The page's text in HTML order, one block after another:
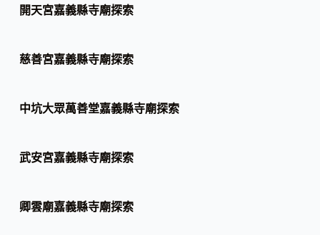
開天宮嘉義縣寺廟探索
慈善宮嘉義縣寺廟探索
中坑大眾萬善堂嘉義縣寺廟探索
武安宮嘉義縣寺廟探索
卿雲廟嘉義縣寺廟探索